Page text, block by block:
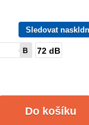
Sledovat
B 72 dB
Do košíku